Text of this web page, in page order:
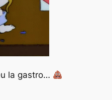
la gastro…